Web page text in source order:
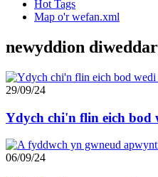
Hot Tags
Map o'r wefan.xml
newyddion
29/09/24
Ydych chi'n flin eich bod
06/09/24